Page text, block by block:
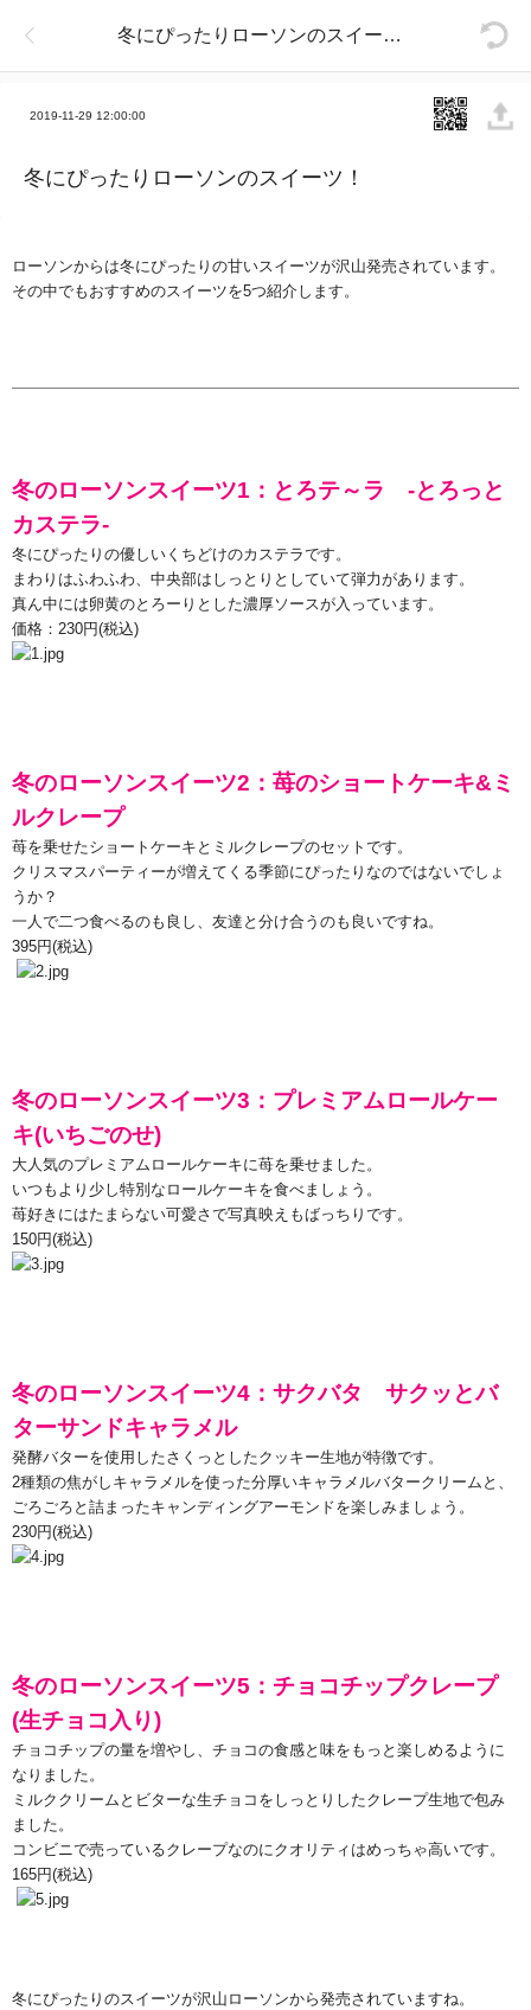
冬にぴったりローソンのスイーツ！
2019-11-29 12:00:00
冬にぴったりローソンのスイーツ！
ローソンからは冬にぴったりの甘いスイーツが沢山発売されています。
その中でもおすすめのスイーツを5つ紹介します。
冬のローソンスイーツ1 ：とろテ～ラ -とろっと
カステラ-
冬にぴったりの優しいくちどけのカステラです。
まわりはふわふわ、中央部はしっとりとしていて弾力があります。
真ん中には卵黄のとろーりとした濃厚ソースが入っています。
価格： 230円(税込)
冬のローソンスイーツ2 ：苺のショートケーキ&ミ
ルクレープ
苺を乗せたショートケーキとミルクレープのセットです。
クリスマスパーティーが増えてくる季節にぴったりなのではないでしょ
うか？
一人で二つ食べるのも良し、友達と分け合うのも良いですね。
395円(税込)
冬のローソンスイーツ3 ：プレミアムロールケー
キ(いちごのせ)
大人気のプレミアムロールケーキに苺を乗せました。
いつもより少し特別なロールケーキを食べましょう。
苺好きにはたまらない可愛さで写真映えもばっちりです。
150円(税込)
冬のローソンスイーツ4 ： サクバタ サクッとバ
ターサンドキャラメル
発酵バターを使用したさくっとしたクッキー生地が特徴です。
2種類の焦がしキャラメルを使った分厚いキャラメルバタークリームと、
ごろごろと詰まったキャンディングアーモンドを楽しみましょう。
230円(税込)
冬のローソンスイーツ5 ：チョコチップクレープ
(生チョコ入り)
チョコチップの量を増やし、チョコの食感と味をもっと楽しめるように
なりました。
ミルククリームとビターな生チョコをしっとりしたクレープ生地で包み
ました。
コンビニで売っているクレープなのにクオリティはめっちゃ高いです。
165円(税込)
冬にぴったりのスイーツが沢山ローソンから発売されていますね。